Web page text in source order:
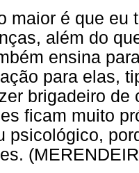
maior é que eu
além do
ensina
para elas,
brigadeiro de
ficam muito
psicológico,